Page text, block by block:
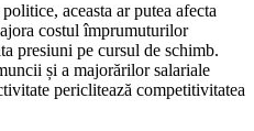
aceasta ar putea afecta
costul împrumuturilor
presiuni pe cursul de schimb.
și a majorărilor salariale
periclitează competitivitatea